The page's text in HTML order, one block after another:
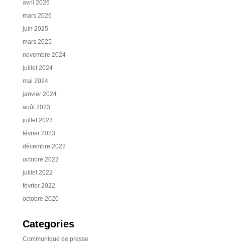
avril 2026
mars 2026
juin 2025
mars 2025
novembre 2024
juillet 2024
mai 2024
janvier 2024
août 2023
juillet 2023
février 2023
décembre 2022
octobre 2022
juillet 2022
février 2022
octobre 2020
Categories
Communiqué de presse